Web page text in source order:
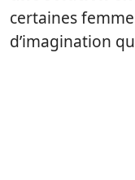
certaines
d’imagination